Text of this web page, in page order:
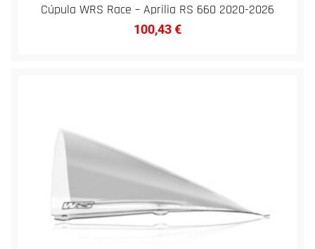
Cúpula WRS Race – Aprilia RS 660 2020-2026
100,43€